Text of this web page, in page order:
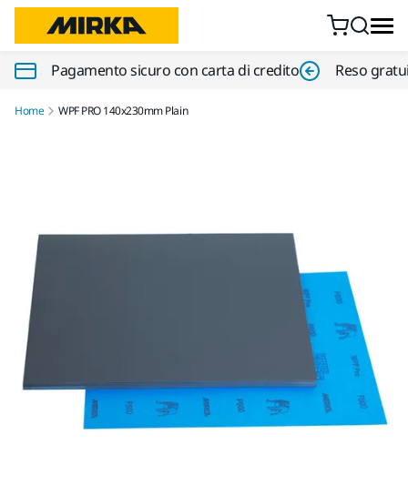
Pagamento sicuro con carta di credito Reso
Home WPF PRO 140x230mm Plain